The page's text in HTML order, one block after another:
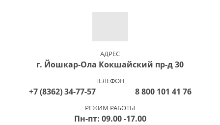
АДРЕС
г. Йошкар-Ола Кокшайский пр-д 30
ТЕЛЕФОН
+7 (8362) 34-77-57 8 800 101 41 76
РЕЖИМ РАБОТЫ
Пн-пт: 09.00 -17.00